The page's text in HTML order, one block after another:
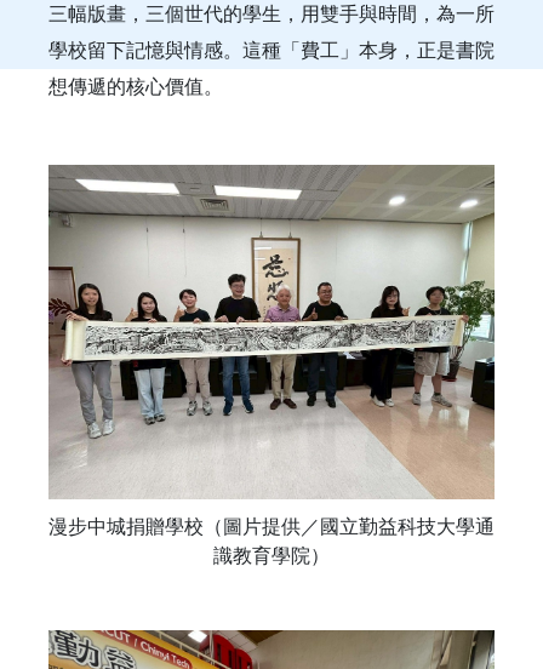
三幅版畫，三個世代的學生，用雙手與時間，為一所
學校留下記憶與情感。這種「費工」本身，正是書院
想傳遞的核心價值。
漫步中城捐贈學校（圖片提供／國立勤益科技大學通
識教育學院）